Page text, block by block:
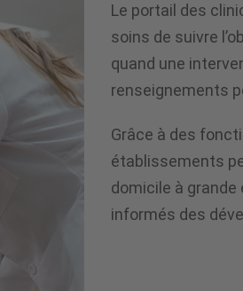
Le portail des
soins de suivre
quand une
renseignements
Grâce à des
établissements
domicile à
informés des